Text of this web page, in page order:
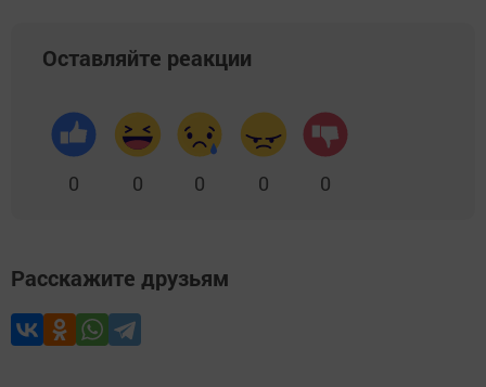
Оставляйте реакции
0 0 0 0 0
Расскажите друзьям